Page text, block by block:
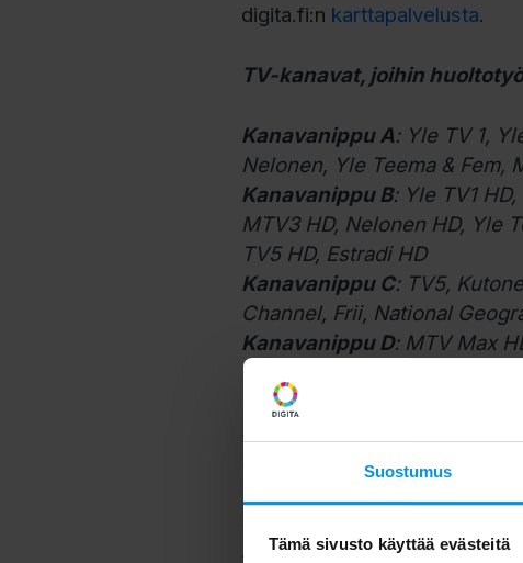
Suostumus
Tämä sivusto käyttää evästeitä
digita.fi:n karttapalvelusta.
TV-kanavat, joihin
Kanavanippu A: Yle TV 1,
Nelonen, Yle Teema & Fem,
Kanavanippu B: Yle TV1
MTV3 HD, Nelonen HD, Yle
TV5 HD, Estradi HD
Kanavanippu C: TV5,
Channel, Frii, National
Kanavanippu D: MTV Max
MTV Urheilu 1, MTV Urheilu
film premiere HD,
Nat Geo Wild,Animal
Kanavanippu E: MTV Sub,